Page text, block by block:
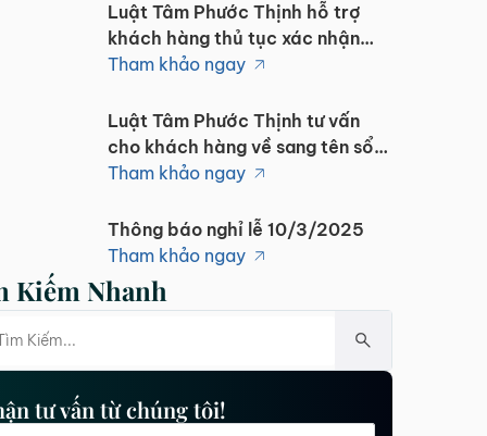
Luật Tâm Phước Thịnh hỗ trợ
khách hàng thủ tục xác nhận
cha mẹ con kết hợp đăng ký khai
Tham khảo ngay
Luật Tâm Phước Thịnh tư vấn
cho khách hàng về sang tên sổ
đỏ tại văn phòng
Tham khảo ngay
Thông báo nghỉ lễ 10/3/2025
Tham khảo ngay
Luật Tâm Phước Thịnh đại diện
theo ủy quyền thực hiện đính
Kiếm Nhanh
tư vấn từ chúng tôi!